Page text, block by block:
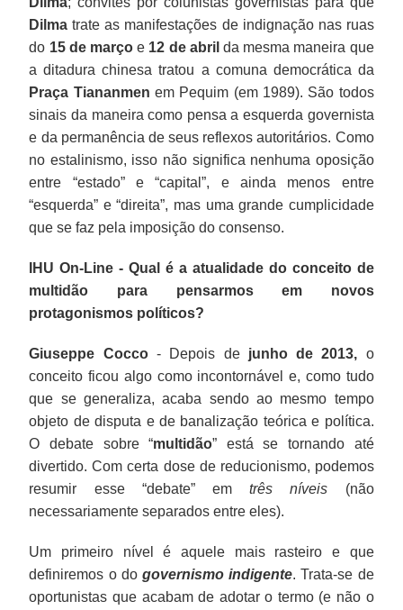
Dilma trate as manifestações de indignação nas ruas
do 15 de março e 12 de abril da mesma maneira que
a ditadura chinesa tratou a comuna democrática da
Praça Tiananmen em Pequim (em 1989). São todos
sinais da maneira como pensa a esquerda governista
e da permanência de seus reflexos autoritários. Como
no estalinismo, isso não significa nenhuma oposição
entre “estado” e “capital”, e ainda menos entre
“esquerda” e “direita”, mas uma grande cumplicidade
que se faz pela imposição do consenso.
IHU On-Line - Qual é a atualidade do conceito de
multidão para pensarmos em novos
protagonismos políticos?
Giuseppe Cocco- Depois dejunho de 2013, o
conceito ficou algo como incontornável e, como tudo
que se generaliza, acaba sendo ao mesmo tempo
objeto de disputa e de banalização teórica e política.
O debate sobre “multidão” está se tornando até
divertido. Com certa dose de reducionismo, podemos
resumir esse “debate” emtrês níveis (não
necessariamente separados entre eles).
Um primeiro nível é aquele mais rasteiro e que
definiremos o do governismo indigente. Trata-se de
oportunistas que acabam de adotar o termo (e não o